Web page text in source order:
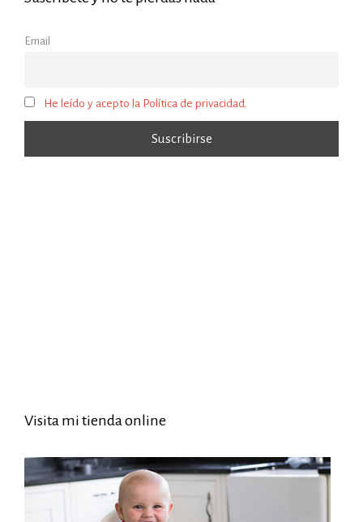
Email
He leído y acepto la Política de privacidad.
Visita mi tienda online